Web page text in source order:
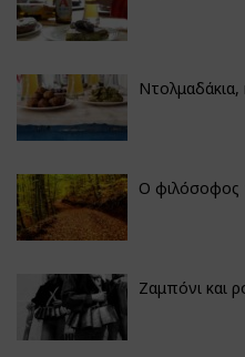
Ντολμαδάκια,
Ο φιλόσοφος
Ζαμπόνι και